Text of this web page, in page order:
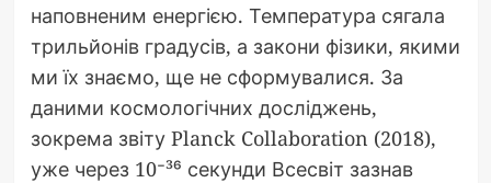
наповненим енергією. Температура сягала
трильйонів градусів, а закони фізики, якими
ми їх знаємо, ще не сформувалися. За
даними космологічних досліджень,
зокрема звіту Planck Collaboration (2018),
уже через 10⁻³⁶ секунди Всесвіт зазнав